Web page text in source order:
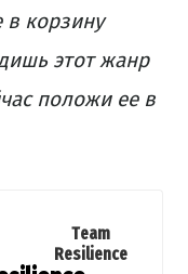
корзину
этот жанр
положи ее в
Team
Resilience